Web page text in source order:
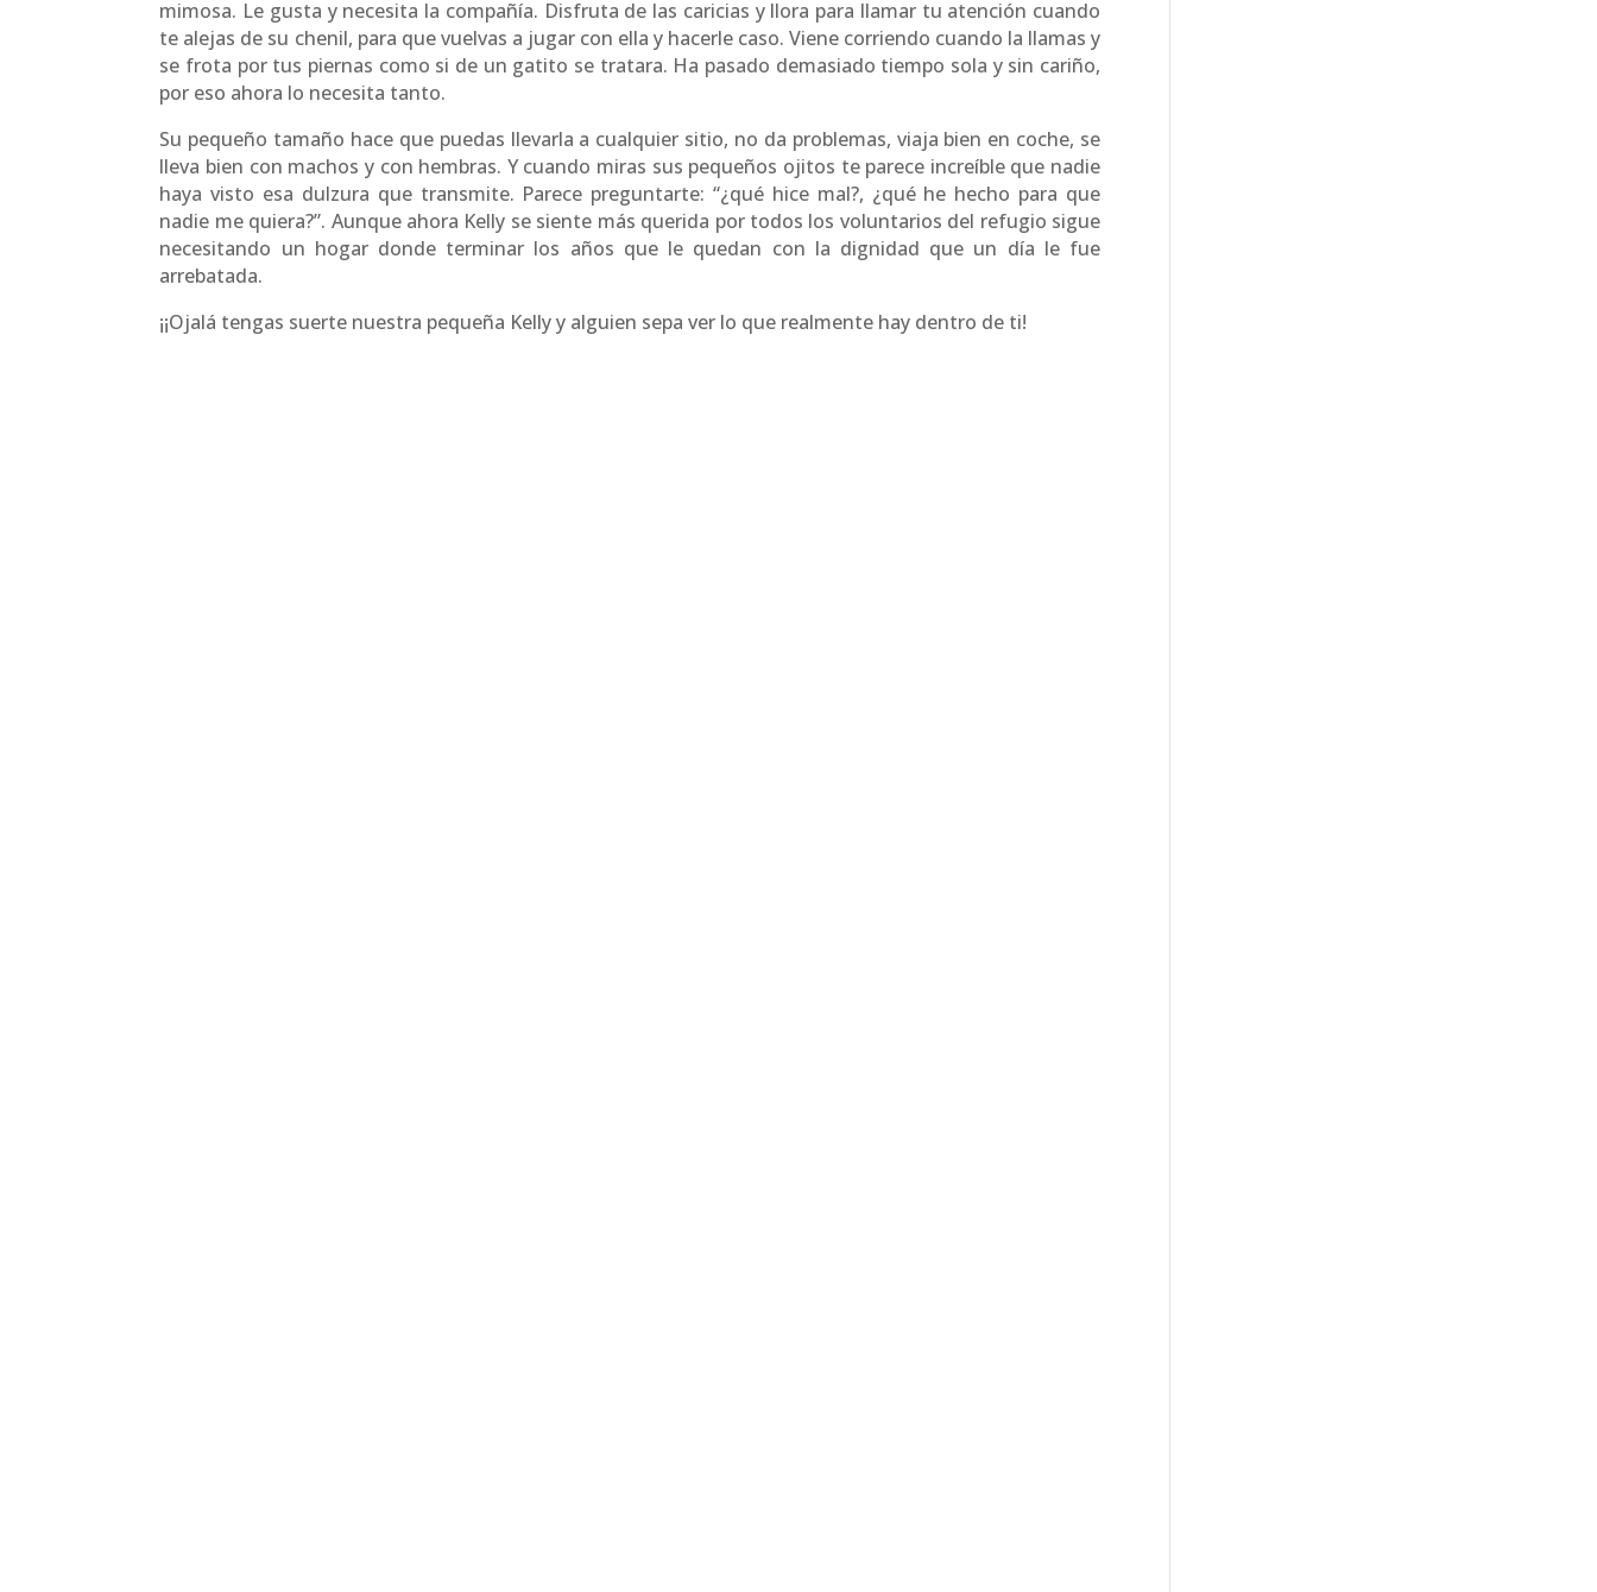
mimosa. Le gusta y necesita la compañía. Disfruta de las caricias y llora para llamar tu atención cuando
te alejas de su chenil, para que vuelvas a jugar con ella y hacerle caso. Viene corriendo cuando la llamas y
se frota por tus piernas como si de un gatito se tratara. Ha pasado demasiado tiempo sola y sin cariño,
por eso ahora lo necesita tanto.
Su pequeño tamaño hace que puedas llevarla a cualquier sitio, no da problemas, viaja bien en coche, se
lleva bien con machos y con hembras. Y cuando miras sus pequeños ojitos te parece increíble que nadie
haya visto esa dulzura que transmite. Parece preguntarte: “¿qué hice mal?, ¿qué he hecho para que
nadie me quiera?”. Aunque ahora Kelly se siente más querida por todos los voluntarios del refugio sigue
necesitando un hogar donde terminar los años que le quedan con la dignidad que un día le fue
arrebatada.
¡¡Ojalá tengas suerte nuestra pequeña Kelly y alguien sepa ver lo que realmente hay dentro de ti!